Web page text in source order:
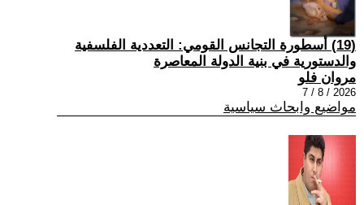
(19) أسطورة التجانس القومي: التعددية الفلسفية
والدستورية في بنية الدولة المعاصرة
مروان فلو
2026 / 8 / 7
مواضيع وابحاث سياسية